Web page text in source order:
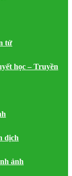
tử
học – Truyền
dịch
ảnh